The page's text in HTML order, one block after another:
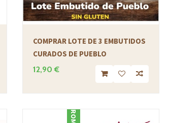
COMPRAR LOTE DE 3 EMBUTIDOS
CURADOS DE PUEBLO
12,90 €